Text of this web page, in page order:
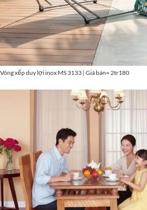
Võng xếp duy lợi inox MS 3133 | Giá bán= 2tr180